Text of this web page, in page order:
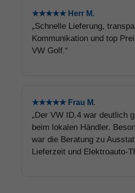
★★★★★ Herr M.
„Schnelle Lieferung,
Kommunikation und top
VW Golf.“
★★★★★ Frau M.
„Der VW ID.4 war deutlich
beim lokalen Händler.
war die Beratung zu
Lieferzeit und Elektroauto-